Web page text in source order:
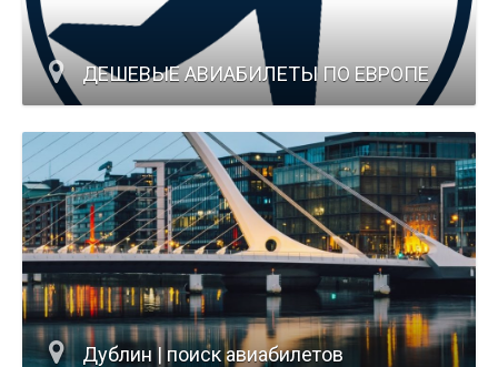
ДЕШЕВЫЕ АВИАБИЛЕТЫ ПО ЕВРОПЕ
Дублин | поиск авиабилетов